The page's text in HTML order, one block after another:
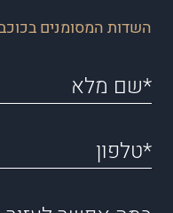
השדות המסומנים